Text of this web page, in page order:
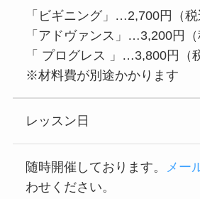
「ビギニング」…2,700円（税
「アドヴァンス」…3,200円（
「 プログレス 」…3,800円（
※材料費が別途かかります
レッスン日
随時開催しております。 メー
わせください。